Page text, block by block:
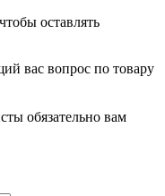
оставлять
вас вопрос по товару
обязательно вам